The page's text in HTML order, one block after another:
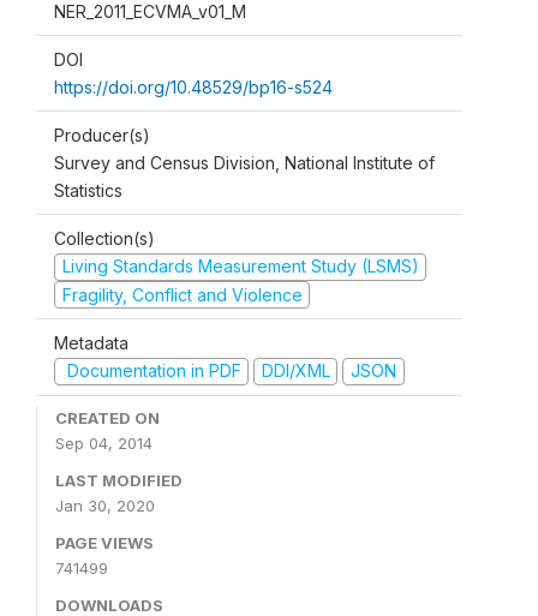
NER_2011_ECVMA_v01_M
DOI
https://doi.org/10.48529/bp16-s524
Producer(s)
Survey and Census Division, National Institute of
Statistics
Collection(s)
Living Standards Measurement Study (LSMS)
Fragility, Conflict and Violence
Metadata
Documentation in PDF
DDI/XML JSON
CREATED ON
Sep 04, 2014
LAST MODIFIED
Jan 30, 2020
PAGE VIEWS
741499
DOWNLOADS